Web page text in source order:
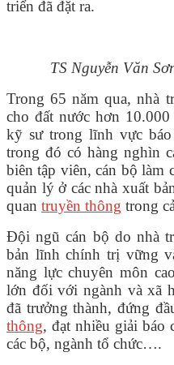
triển đã đặt ra.
TS Nguyễn Văn
Trong 65 năm qua, nhà
cho đất nước hơn
kỹ sư trong lĩnh vực
trong đó có hàng nghìn
biên tập viên, cán bộ làm
quản lý ở các nhà xuất
quan truyền thông trong
Đội ngũ cán bộ do nhà
bản lĩnh chính trị vững
năng lực chuyên môn
lớn đối với ngành và xã
đã trưởng thành, đứng
thông, đạt nhiều giải báo
các bộ, ngành tổ chức….